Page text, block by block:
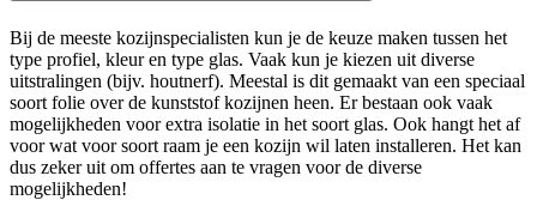
Bij de meeste kozijnspecialisten kun je de keuze maken tussen het
type profiel, kleur en type glas. Vaak kun je kiezen uit diverse
uitstralingen (bijv. houtnerf). Meestal is dit gemaakt van een speciaal
soort folie over de kunststof kozijnen heen. Er bestaan ook vaak
mogelijkheden voor extra isolatie in het soort glas. Ook hangt het af
voor wat voor soort raam je een kozijn wil laten installeren. Het kan
dus zeker uit om offertes aan te vragen voor de diverse
mogelijkheden!